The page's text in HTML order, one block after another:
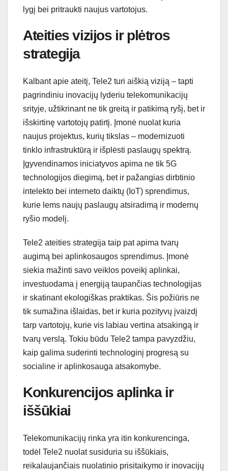
lygį bei pritraukti naujus vartotojus.
Ateities vizijos ir plėtros
strategija
Kalbant apie ateitį, Tele2 turi aiškią viziją – tapti
pagrindiniu inovacijų lyderiu telekomunikacijų
srityje, užtikrinant ne tik greitą ir patikimą ryšį, bet ir
išskirtinę vartotojų patirtį. Įmonė nuolat kuria
naujus projektus, kurių tikslas – modernizuoti
tinklo infrastruktūrą ir išplėsti paslaugų spektrą.
Įgyvendinamos iniciatyvos apima ne tik 5G
technologijos diegimą, bet ir pažangias dirbtinio
intelekto bei interneto daiktų (IoT) sprendimus,
kurie lems naujų paslaugų atsiradimą ir modernų
ryšio modelį.
Tele2 ateities strategija taip pat apima tvarų
augimą bei aplinkosaugos sprendimus. Įmonė
siekia mažinti savo veiklos poveikį aplinkai,
investuodama į energiją taupančias technologijas
ir skatinant ekologiškas praktikas. Šis požiūris ne
tik sumažina išlaidas, bet ir kuria pozityvų įvaizdį
tarp vartotojų, kurie vis labiau vertina atsakingą ir
tvarų verslą. Tokiu būdu Tele2 tampa pavyzdžiu,
kaip galima suderinti technologinį progresą su
socialine ir aplinkosauga atsakomybe.
Konkurencijos aplinka ir
iššūkiai
Telekomunikacijų rinka yra itin konkurencinga,
todėl Tele2 nuolat susiduria su iššūkiais,
reikalaujančiais nuolatinio prisitaikymo ir inovacijų